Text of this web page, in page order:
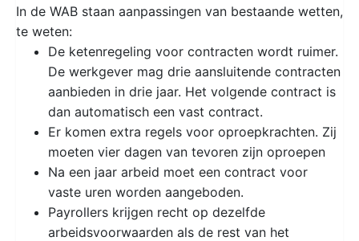
In de WAB staan aanpassingen van bestaande wetten,
te weten:
De ketenregeling voor contracten wordt ruimer.
De werkgever mag drie aansluitende contracten
aanbieden in drie jaar. Het volgende contract is
dan automatisch een vast contract.
Er komen extra regels voor oproepkrachten. Zij
moeten vier dagen van tevoren zijn oproepen
Na een jaar arbeid moet een contract voor
vaste uren worden aangeboden.
Payrollers krijgen recht op dezelfde
arbeidsvoorwaarden als de rest van het